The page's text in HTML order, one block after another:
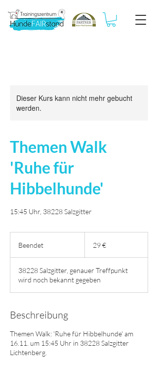
Dieser Kurs kann nicht mehr gebucht
werden.
Themen Walk
'Ruhe für
Hibbelhunde'
15:45 Uhr, 38228 Salzgitter
Beendet
n
d
e
29 €
38228 Salzgitter, genauer Treffpunkt
wird noch bekannt gegeben
Beschreibung
Themen Walk: 'Ruhe für Hibbelhunde' am
16.11. um 15:45 Uhr in 38228 Salzgitter
Lichtenberg.